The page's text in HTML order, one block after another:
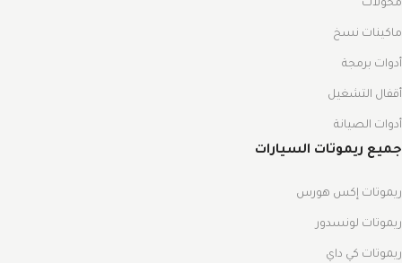
محولات
ماكينات نسخ
أدوات برمجة
أقفال التشغيل
أدوات الصيانة
جميع ريموتات السيارات
ريموتات إكس هورس
ريموتات لونسدور
ريموتات كي داي